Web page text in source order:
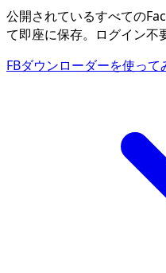
公開されているすべての
て即座に保存。ログイン不
FBダウンローダーを使って